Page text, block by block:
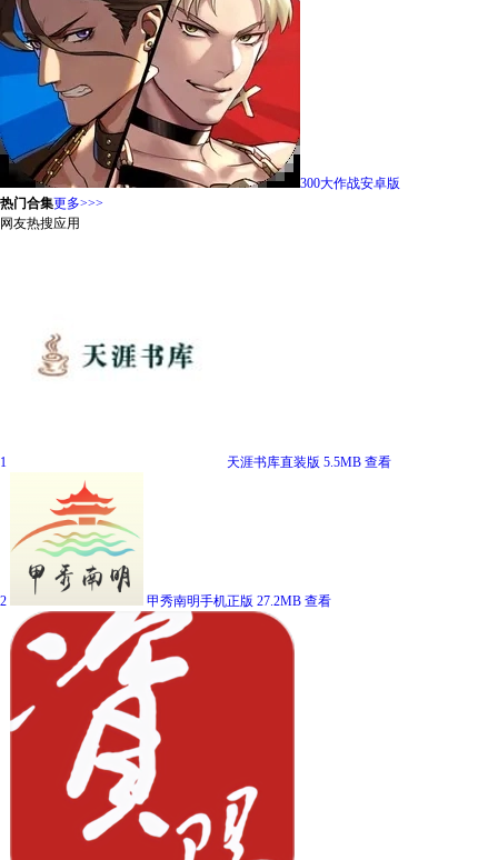
300大作战安卓版
热门合集更多>>>
网友热搜应用
1 天涯书库直装版 5.5MB 查看
2 甲秀南明手机正版 27.2MB 查看